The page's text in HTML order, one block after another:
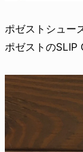
ポゼストシュー
ポゼストのSLIP